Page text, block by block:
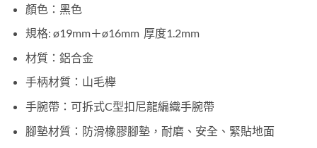
顏色：黑色
規格: ø19mm＋ø16mm 厚度1.2mm
材質：鋁合金
手柄材質：山毛櫸
手腕帶：可拆式C型扣尼龍編織手腕帶
腳墊材質：防滑橡膠腳墊，耐磨、安全、緊貼地面